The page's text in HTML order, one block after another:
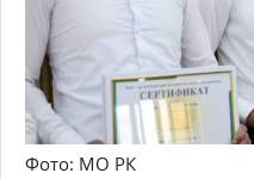
Фото: МО РК